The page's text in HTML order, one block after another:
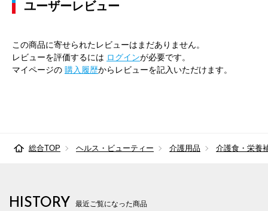
ユーザーレビュー
この商品に寄せられたレビューはまだありません。
レビューを評価するには ログインが必要です。
マイページの 購入履歴からレビューを記入いただけます。
総合TOP ヘルス・ビューティー 介護用品 介護食・栄養
HISTORY 最近ご覧になった商品